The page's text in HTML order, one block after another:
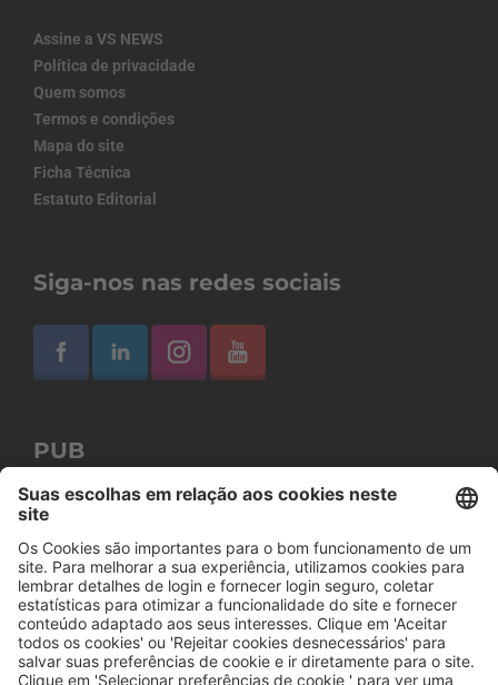
Assine a VS NEWS
Política de privacidade
Quem somos
Termos e condições
Mapa do site
Ficha Técnica
Estatuto Editorial
Siga-nos nas redes sociais
PUB